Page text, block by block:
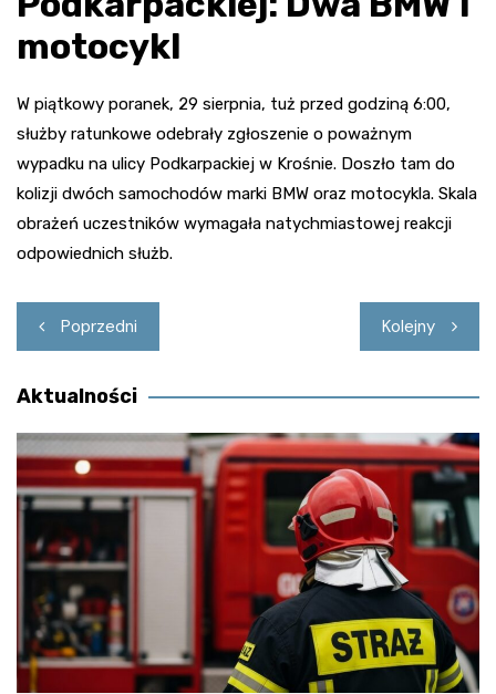
motocykl
W piątkowy poranek, 29 sierpnia, tuż przed godziną 6:00,
służby ratunkowe odebrały zgłoszenie o poważnym
wypadku na ulicy Podkarpackiej w Krośnie. Doszło tam do
kolizji dwóch samochodów marki BMW oraz motocykla. Skala
obrażeń uczestników wymagała natychmiastowej reakcji
odpowiednich służb.
Nawigacja
wpisu
Poprzedni Kolejny
Aktualności